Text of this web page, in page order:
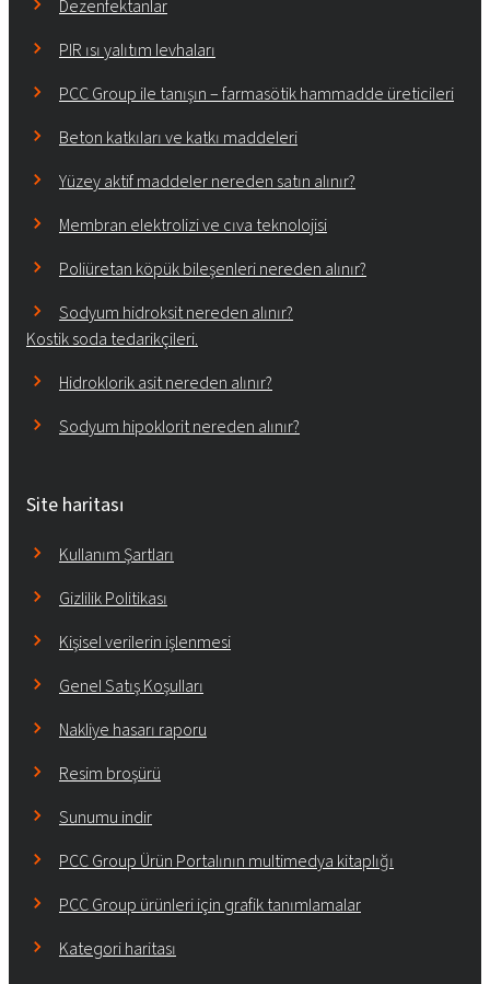
Dezenfektanlar
PIR ısı yalıtım levhaları
PCC Group ile tanışın – farmasötik hammadde üreticileri
Beton katkıları ve katkı maddeleri
Yüzey aktif maddeler nereden satın alınır?
Membran elektrolizi ve cıva teknolojisi
Poliüretan köpük bileşenleri nereden alınır?
Sodyum hidroksit nereden alınır?
Kostik soda tedarikçileri.
Hidroklorik asit nereden alınır?
Sodyum hipoklorit nereden alınır?
Site haritası
Kullanım Şartları
Gizlilik Politikası
Kişisel verilerin işlenmesi
Genel Satış Koşulları
Nakliye hasarı raporu
Resim broşürü
Sunumu indir
PCC Group Ürün Portalının multimedya kitaplığı
PCC Group ürünleri için grafik tanımlamalar
Kategori haritası